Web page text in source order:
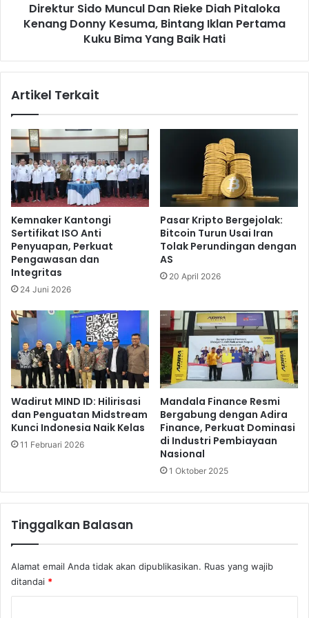
e
t
g
M
e
n
d
o
r
o
n
g
e
m
a
j
u
a
n
U
M
K
M
c
D
a
n
R
i
e
k
e
D
i
a
P
i
t
a
l
o
k
a
K
e
g
o
n
y
K
Direktur Sido Muncul Dan Rieke Diah Pitaloka
Kenang Donny Kesuma, Bintang Iklan Pertama
Kuku Bima Yang Baik Hati
Artikel Terkait
Kemnaker Kantongi
Sertifikat ISO Anti
Penyuapan, Perkuat
Pengawasan dan
Integritas
24 Juni 2026
Pasar Kripto Bergejolak:
Bitcoin Turun Usai Iran
Tolak Perundingan dengan
AS
20 April 2026
Wadirut MIND ID: Hilirisasi
dan Penguatan Midstream
Kunci Indonesia Naik Kelas
11 Februari 2026
Mandala Finance Resmi
Bergabung dengan Adira
Finance, Perkuat Dominasi
di Industri Pembiayaan
Nasional
1 Oktober 2025
Tinggalkan Balasan
Alamat email Anda tidak akan dipublikasikan. Ruas yang wajib
ditandai *